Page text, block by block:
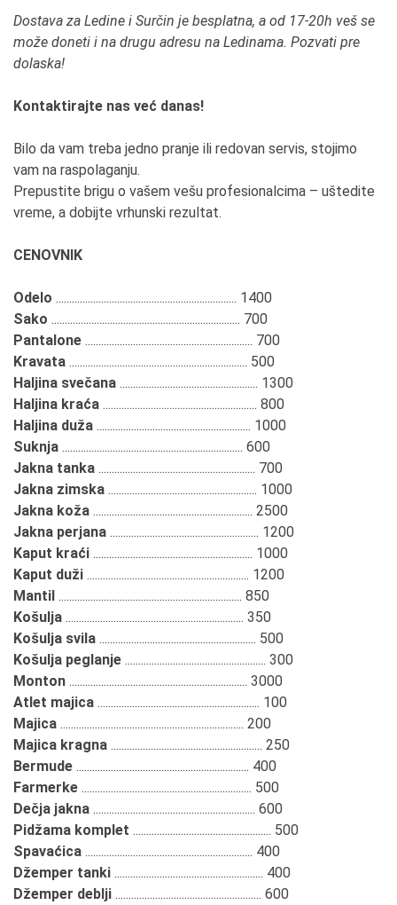
Dostava za Ledine i Surčin je besplatna, a od 17-20h veš se
može doneti i na drugu adresu na Ledinama. Pozvati pre
dolaska!
Kontaktirajte nas već danas!
Bilo da vam treba jedno pranje ili redovan servis, stojimo
vam na raspolaganju.
Prepustite brigu o vašem vešu profesionalcima – uštedite
vreme, a dobijte vrhunski rezultat.
CENOVNIK
Odelo .................................................................... 1400
Sako ....................................................................... 700
Pantalone ............................................................... 700
Kravata ................................................................... 500
Haljina svečana .................................................... 1300
Haljina kraća .......................................................... 800
Haljina duža .......................................................... 1000
Suknja .................................................................... 600
Jakna tanka ........................................................... 700
Jakna zimska ........................................................ 1000
Jakna koža ............................................................ 2500
Jakna perjana ........................................................ 1200
Kaput kraći ............................................................ 1000
Kaput duži ............................................................. 1200
Mantil ..................................................................... 850
Košulja ................................................................... 350
Košulja svila ........................................................... 500
Košulja peglanje ..................................................... 300
Monton ................................................................... 3000
Atlet majica ............................................................. 100
Majica ..................................................................... 200
Majica kragna ......................................................... 250
Bermude ................................................................. 400
Farmerke ................................................................ 500
Dečja jakna ............................................................. 600
Pidžama komplet .................................................... 500
Spavaćica ............................................................... 400
Džemper tanki ........................................................ 400
Džemper deblji ....................................................... 600